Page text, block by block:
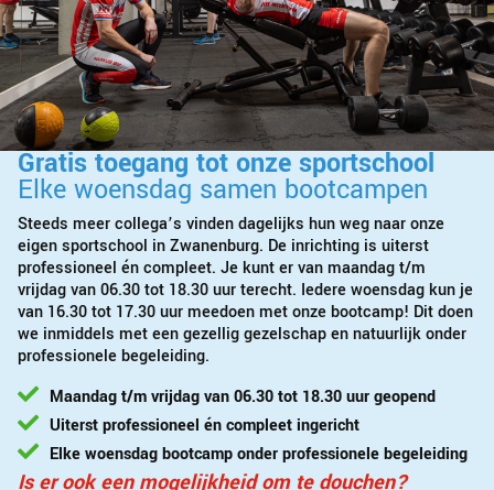
Gratis toegang tot onze sportschool
Elke woensdag samen bootcampen
Steeds meer collega’s vinden dagelijks hun weg naar onze
eigen sportschool in Zwanenburg. De inrichting is uiterst
professioneel én compleet. Je kunt er van maandag t/m
vrijdag van 06.30 tot 18.30 uur terecht. Iedere woensdag kun je
van 16.30 tot 17.30 uur meedoen met onze bootcamp! Dit doen
we inmiddels met een gezellig gezelschap en natuurlijk onder
professionele begeleiding.
Maandag t/m vrijdag van 06.30 tot 18.30 uur geopend
Uiterst professioneel én compleet ingericht
Elke woensdag bootcamp onder professionele begeleiding
Is er ook een mogelijkheid om te douchen?